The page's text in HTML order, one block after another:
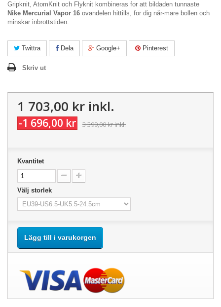
Gripknit, AtomKnit och Flyknit kombineras for att bildaden tunnaste
Nike Mercurial Vapor 16 ovandelen hittills, for dig nǎr-mare bollen och
minskar inbrottstiden.
Twittra Dela Google+ Pinterest
Skriv ut
1 703,00 kr inkl.
-1 696,00 kr 3 399,00 krinkl.
Kvantitet
Välj storlek
Lägg till i varukorgen